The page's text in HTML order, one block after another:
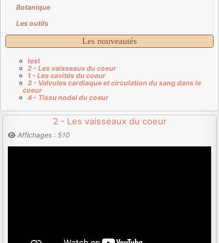
Botanique
Les outils
Les nouveautés
test
2 - Les vaisseaux du coeur
1 - Les cavités du coeur
3 - Valvules cardiaque et circulation du sang dans le
coeur
4 - Tissu nodal du coeur
2 - Les vaisseaux du coeur
Affichages : 510